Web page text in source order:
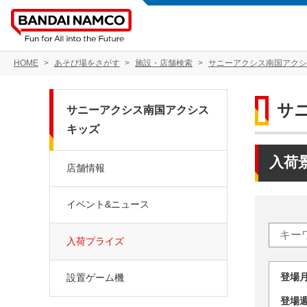
HOME あそび場をさがす 施設・店舗検索 サニーアクシス南国アク
サ
入荷
登
登
サニーアクシス南国アクシス
キッズ
店舗情報
イベント&ニュース
入荷プライズ
設置ゲーム機